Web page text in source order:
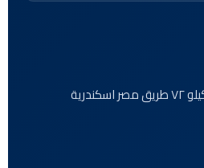
النوبارية الجديدة - الكيلو ٧٢ طريق مصر اسكندرية